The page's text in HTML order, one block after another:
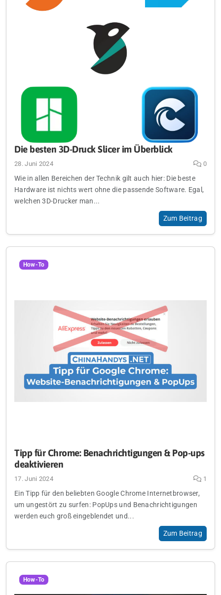
Die besten 3D-Druck Slicer im Überblick
28. Juni 2024 0
Wie in allen Bereichen der Technik gilt auch hier: Die beste
Hardware ist nichts wert ohne die passende Software. Egal,
welchen 3D-Drucker man...
Zum Beitrag
How-To
Tipp für Chrome: Benachrichtigungen & Pop-ups
deaktivieren
17. Juni 2024 1
Ein Tipp für den beliebten Google Chrome Internetbrowser,
um ungestört zu surfen: PopUps und Benachrichtigungen
werden euch groß eingeblendet und...
Zum Beitrag
How-To